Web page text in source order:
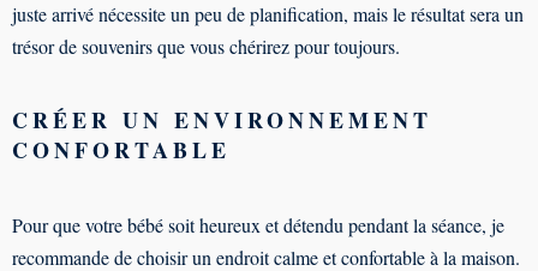
juste arrivé nécessite un peu de planification, mais le résultat sera un
trésor de souvenirs que vous chérirez pour toujours.
CRÉER UN ENVIRONNEMENT
CONFORTABLE
Pour que votre bébé soit heureux et détendu pendant la séance, je
recommande de choisir un endroit calme et confortable à la maison.